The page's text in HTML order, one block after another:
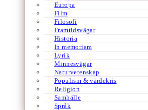
Europa
Film
Filosofi
Framtidsvägar
Historia
In memoriam
Lyrik
Minnesvägar
Naturvetenskap
Populism & värdekris
Religion
Samhälle
Språk